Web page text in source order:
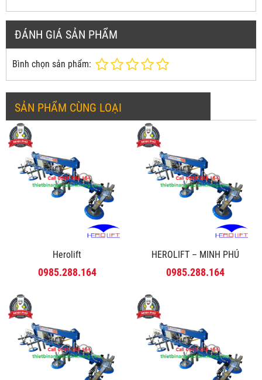
ĐÁNH GIÁ SẢN PHẨM
Bình chọn sản phẩm:
SẢN PHẨM CÙNG LOẠI
Herolift
0985.288.164
HEROLIFT – MINH PHÚ
0985.288.164